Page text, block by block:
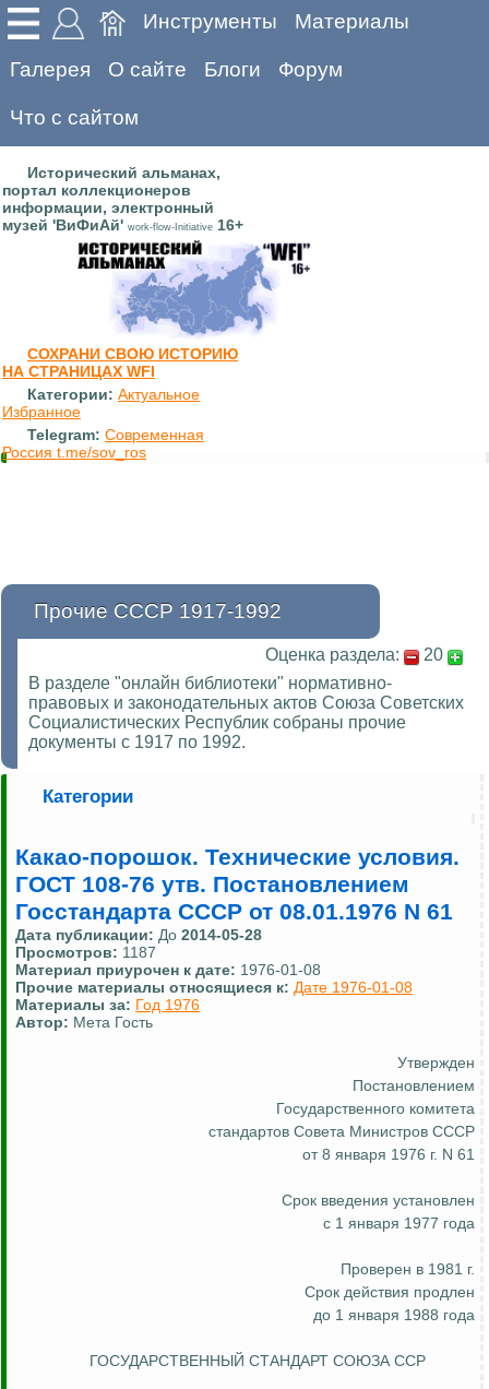
Инструменты Материалы
Галерея О сайте Блоги Форум
Что с сайтом
Исторический альманах,
портал коллекционеров
информации, электронный
музей 'ВиФиАй' work-flow-Initiative 16+
СОХРАНИ СВОЮ ИСТОРИЮ
НА СТРАНИЦАХ WFI
Категории: Актуальное
Избранное
Telegram: Современная
Россия t.me/sov_ros
Прочие СССР 1917-1992
Оценка раздела:
20
В разделе "онлайн библиотеки" нормативно-
правовых и законодательных актов Союза Советских
Социалистических Республик собраны прочие
документы с 1917 по 1992.
Категории
Какао-порошок. Технические условия.
ГОСТ 108-76 утв. Постановлением
Госстандарта СССР от 08.01.1976 N 61
Дата публикации: До 2014-05-28
Просмотров: 1187
Материал приурочен к дате: 1976-01-08
Прочие материалы относящиеся к: Дате 1976-01-08
Материалы за: Год 1976
Автор: Мета Гость
Утвержден
Постановлением
Государственного комитета
стандартов Совета Министров СССР
от 8 января 1976 г. N 61
Срок введения установлен
с 1 января 1977 года
Проверен в 1981 г.
Срок действия продлен
до 1 января 1988 года
ГОСУДАРСТВЕННЫЙ СТАНДАРТ СОЮЗА ССР